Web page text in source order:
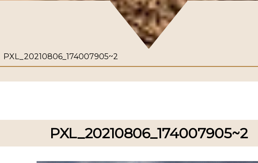
PXL_20210806_174007905~2
PXL_20210806_174007905~2